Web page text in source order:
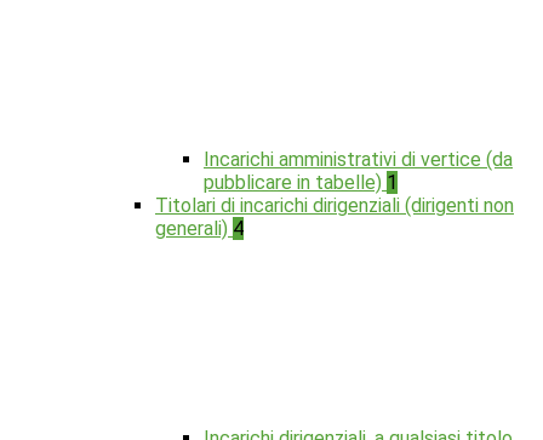
Incarichi amministrativi di vertice (da
pubblicare in tabelle) 1
Titolari di incarichi dirigenziali (dirigenti non
generali) 4